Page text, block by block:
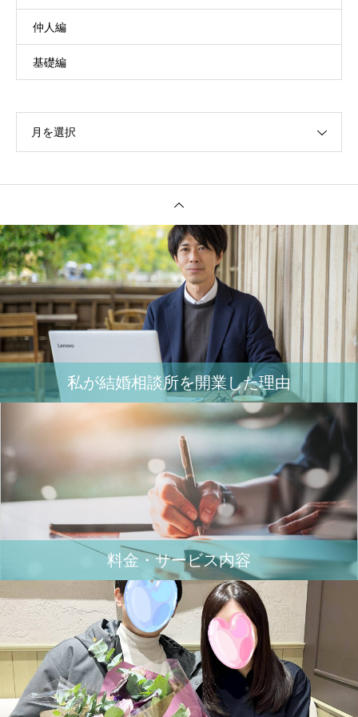
仲人編
基礎編
月を選択
私が結婚相談所を開業した理由
料金・サービス内容